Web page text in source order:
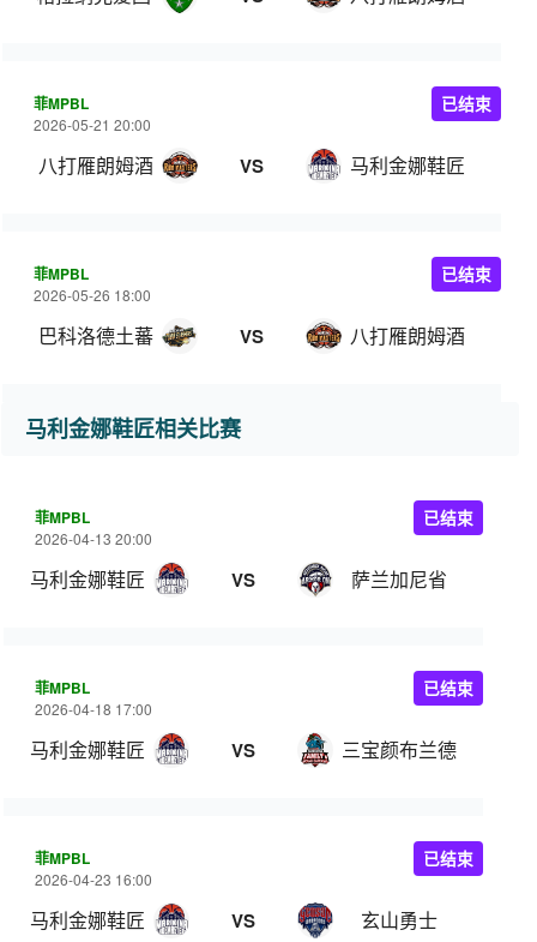
菲MPBL
2026-05-21 20:00
八打雁朗姆酒 VS 马利金娜鞋匠
已结束
菲MPBL
2026-05-26 18:00
巴科洛德土蕃 VS 八打雁朗姆酒
已结束
马利金娜鞋匠相关比赛
菲MPBL
2026-04-13 20:00
马利金娜鞋匠 VS 萨兰加尼省
已结束
菲MPBL
2026-04-18 17:00
马利金娜鞋匠 VS 三宝颜布兰德
已结束
菲MPBL
2026-04-23 16:00
马利金娜鞋匠 VS 玄山勇士
已结束